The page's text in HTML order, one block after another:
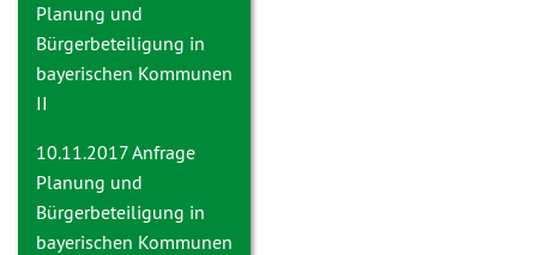
Planung und
Bürgerbeteiligung in
bayerischen Kommunen
II
10.11.2017 Anfrage
Planung und
Bürgerbeteiligung in
bayerischen Kommunen